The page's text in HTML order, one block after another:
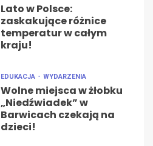
Lato w Polsce:
zaskakujące różnice
temperatur w całym
kraju!
EDUKACJA WYDARZENIA
Wolne miejsca w żłobku
„Niedźwiadek” w
Barwicach czekają na
dzieci!